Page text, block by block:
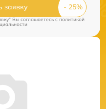
заявку
Вы соглашаетесь c политикой